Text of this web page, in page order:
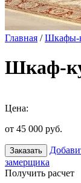
Главная /Шкафы-
Шкаф-
Цена:
от 45 000 руб.
Заказать
замерщика
Получить расчет